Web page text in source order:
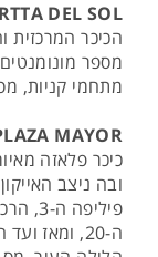
DEL SOL -
הכיכר המרכזית
מספר
מתחמי קניות,
MAYOR -
כיכר פלאזה
ובה ניצב
ה-20, ומאז